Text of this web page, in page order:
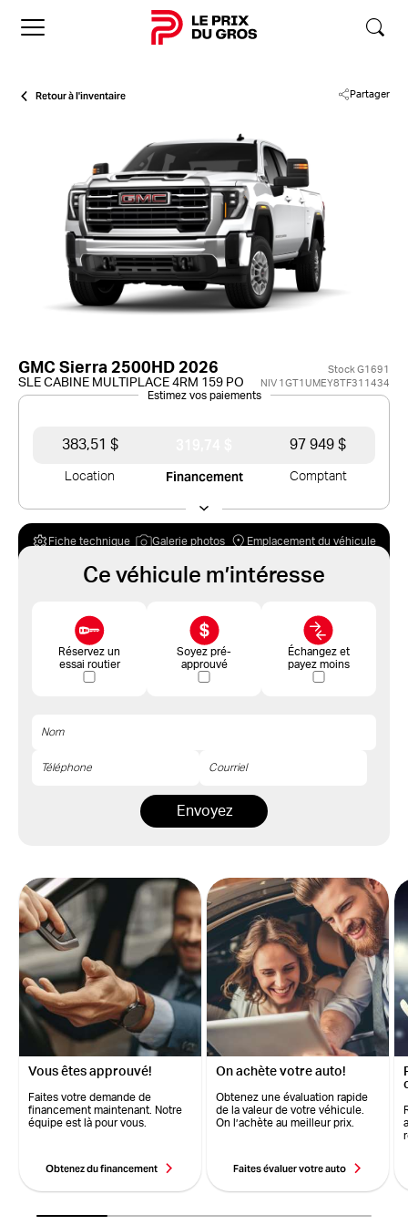
Accueil
Retour à l'inventaire Partager
GMC Sierra 2500HD 2026 Stock G1691
SLE CABINE MULTIPLACE 4RM 159 PO NIV 1GT1UMEY8TF311434
Estimez vos paiements
383,51 $ 97 949 $
Location Financement Comptant
Fiche technique Galerie photos Emplacement du véhicule
Ce véhicule m’intéresse
Réservez un
essai routier
Soyez pré-
approuvé
Échangez et
payez moins
Envoyez
Vous êtes approuvé!
Faites votre demande de
financement maintenant. Notre
équipe est là pour vous.
Obtenez du financement
On achète votre auto!
Obtenez une évaluation rapide
de la valeur de votre véhicule.
On l’achète au meilleur prix.
Faites évaluer votre auto